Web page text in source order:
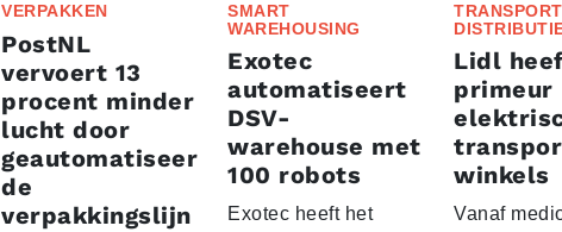
VERPAKKEN
PostNL
vervoert 13
procent minder
lucht door
geautomatiseer
de
verpakkingslijn
SMART
WAREHOUSING
Exotec
automatiseert
DSV-
warehouse met
100 robots
Exotec heeft het
Lidl
primeur
winkels
Vanaf